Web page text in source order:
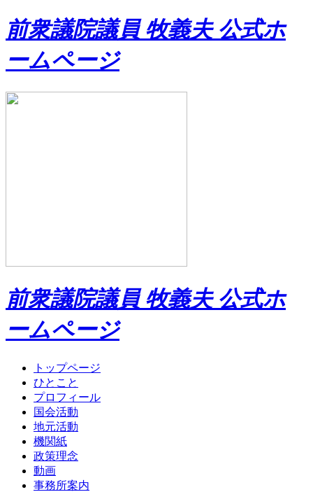
前衆議院議員 牧義夫 公式ホ
ームページ
前衆議院議員 牧義夫 公式ホ
ームページ
トップページ
ひとこと
プロフィール
国会活動
地元活動
機関紙
政策理念
動画
事務所案内